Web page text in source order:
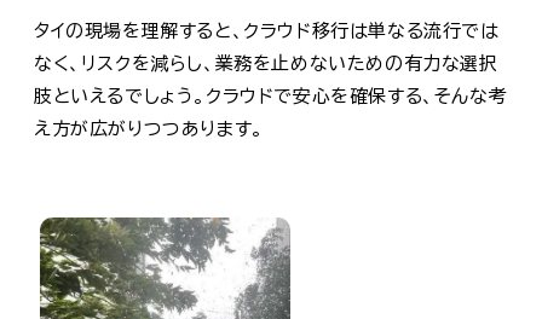
タイの現場を理解すると、クラウド移行は単なる流行では
なく、リスクを減らし、業務を止めないための有力な選択
肢といえるでしょう。クラウドで安心を確保する、そんな考
え方が広がりつつあります。